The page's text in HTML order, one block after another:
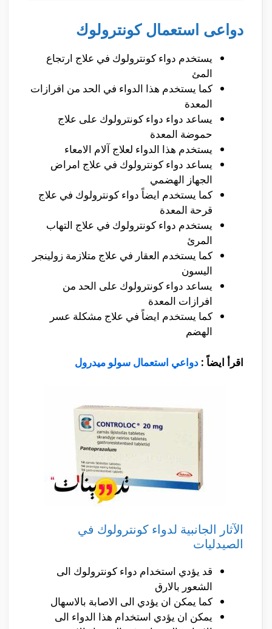
دواعى استعمال كونترولوك
يستخدم دواء كونترولوك في علاج ارتجاع
المئ
كما يستخدم هذا الدواء في الحد من افرازات
المعدة
يساعد دواء دواء كونترولوك على علاج
حموضة المعدة
يستخدم هذا الدواء لعلاج آلام الامعاء
يساعد دواء كونترولوك في علاج امراض
الجهاز الهضمي
كما يستخدم ايضاً دواء كونترولوك في علاج
قرحة المعدة
يستخدم دواء كونترولوك في علاج التهاب
المرئ
كما يستخدم العقار في علاج متلازمة زولينجر
اليسون
يساعد دواء كونترولوك على الحد من
افرازات المعدة
كما يستخدم ايضاً في علاج مشكلة عسر
الهضم
اقرأ ايضاً : دواعي استعمال سولو ميدرول
الآثار الجانبية لدواء كونترولوك في
الصيدليات
قد يؤدي استخدام دواء كونترولوك الى
الشعور بالارق
كما يمكن ان يؤدي الى الاصابة بالاسهال
يمكن ان يؤدي استخدام هذا الدواء الى